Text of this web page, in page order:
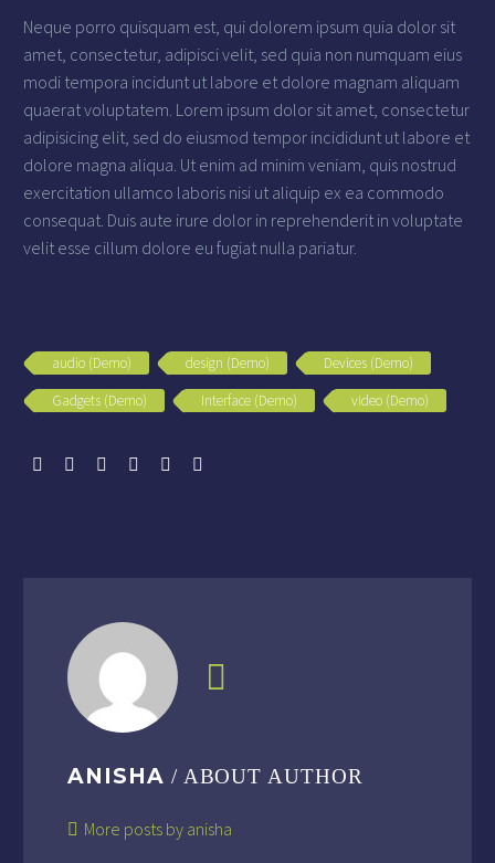
Neque porro quisquam est, qui dolorem ipsum quia dolor sit
amet, consectetur, adipisci velit, sed quia non numquam eius
modi tempora incidunt ut labore et dolore magnam aliquam
quaerat voluptatem. Lorem ipsum dolor sit amet, consectetur
adipisicing elit, sed do eiusmod tempor incididunt ut labore et
dolore magna aliqua. Ut enim ad minim veniam, quis nostrud
exercitation ullamco laboris nisi ut aliquip ex ea commodo
consequat. Duis aute irure dolor in reprehenderit in voluptate
velit esse cillum dolore eu fugiat nulla pariatur.
audio (Demo) design (Demo)
Devices (Demo)
Gadgets (Demo)
Interface (Demo) video (Demo)
ANISHA / ABOUT AUTHOR
More posts by anisha